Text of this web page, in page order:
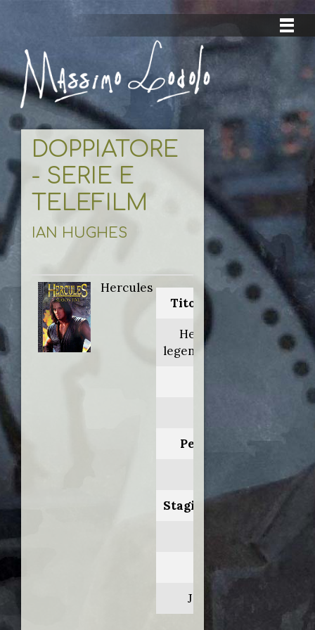
DOPPIATORE
- SERIE E
TELEFILM
IAN HUGHES
Hercules
Titolo originale:
Hercules: The
legendary journeys
Personaggio:
Stagione.Episodio:
Regia di:
John Laing